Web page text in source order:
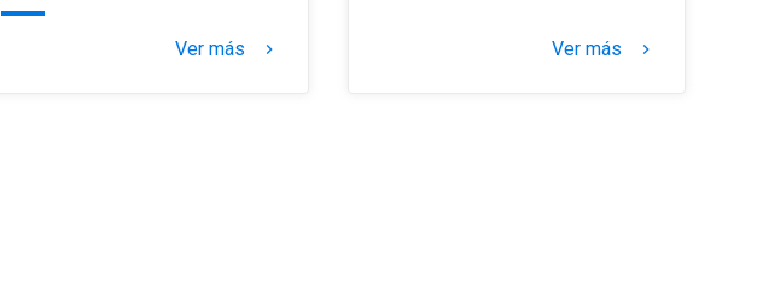
Ver más keyboard_arrow_right Ver más keyboard_arrow_right